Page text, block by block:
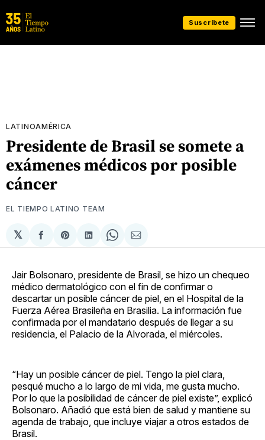
Suscríbete
LATINOAMÉRICA
Presidente de Brasil se somete a
exámenes médicos por posible
cáncer
EL TIEMPO LATINO TEAM
𝕏
Compartir
en
Share
on
Compartir
en
Share
on
Compartir
via
Jair Bolsonaro, presidente de Brasil, se hizo un chequeo
médico dermatológico con el fin de confirmar o
descartar un posible cáncer de piel, en el Hospital de la
Fuerza Aérea Brasileña en Brasilia. La información fue
confirmada por el mandatario después de llegar a su
residencia, el Palacio de la Alvorada, el miércoles.
“Hay un posible cáncer de piel. Tengo la piel clara,
pesqué mucho a lo largo de mi vida, me gusta mucho.
Por lo que la posibilidad de cáncer de piel existe”, explicó
Bolsonaro. Añadió que está bien de salud y mantiene su
agenda de trabajo, que incluye viajar a otros estados de
Brasil.